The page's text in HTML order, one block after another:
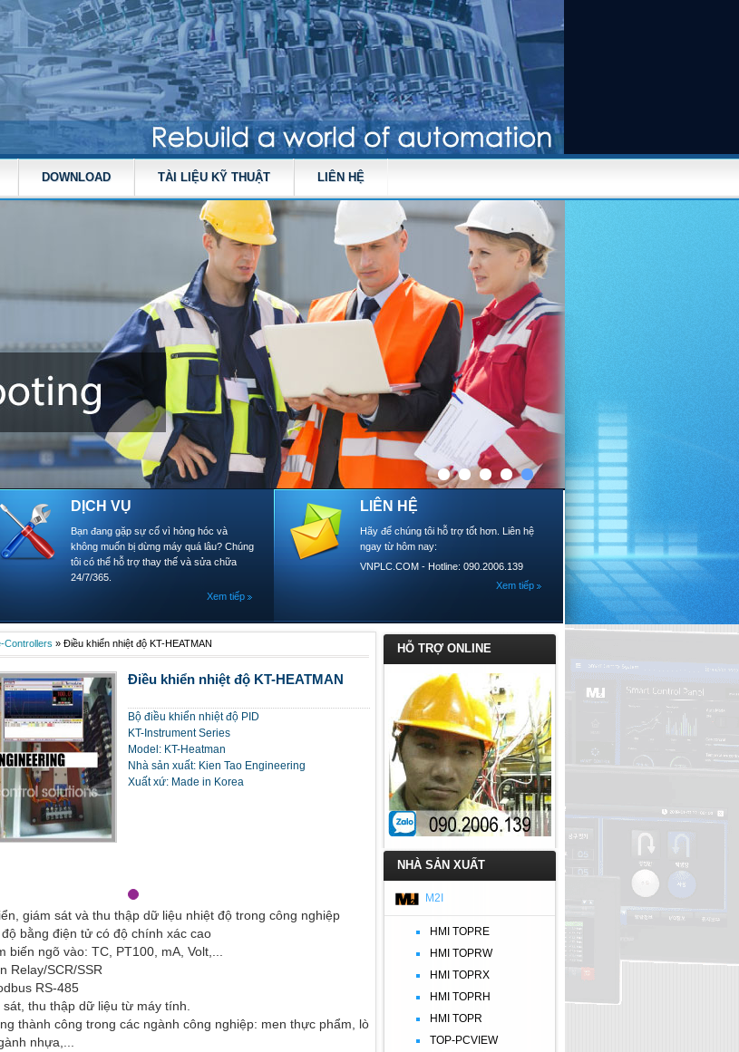
DOWNLOAD TÀI LIỆU KỸ THUẬT LIÊN HỆ
DỊCH VỤ
Bạn đang gặp sự cố vì hỏng hóc và
không muốn bị dừng máy quá lâu? Chúng
tôi có thể hỗ trợ thay thế và sửa chữa
24/7/365.
Xem tiếp
LIÊN HỆ
Hãy để chúng tôi hỗ trợ tốt hơn. Liên hệ
ngay từ hôm nay:
VNPLC.COM - Hotline: 090.2006.139
Xem tiếp
HỖ TRỢ ONLINE
NHÀ SẢN XUẤT
M2I
HMI TOPRE
HMI TOPRW
HMI TOPRX
HMI TOPRH
HMI TOPR
TOP-PCVIEW
Controllers » Điều khiển nhiệt độ KT-HEATMAN
Điều khiển nhiệt độ KT-HEATMAN
Bộ điều khiển nhiệt độ PID
KT-Instrument Series
Model: KT-Heatman
Nhà sản xuất: Kien Tao Engineering
Xuất xứ: Made in Korea
giám sát và thu thập dữ liệu nhiệt độ trong công nghiệp
bằng điện tử có độ chính xác cao
biến ngõ vào: TC, PT100, mA, Volt,...
Relay/SCR/SSR
RS-485
thu thập dữ liệu từ máy tính.
thành công trong các ngành công nghiệp: men thực phẩm, lò
nhựa,...